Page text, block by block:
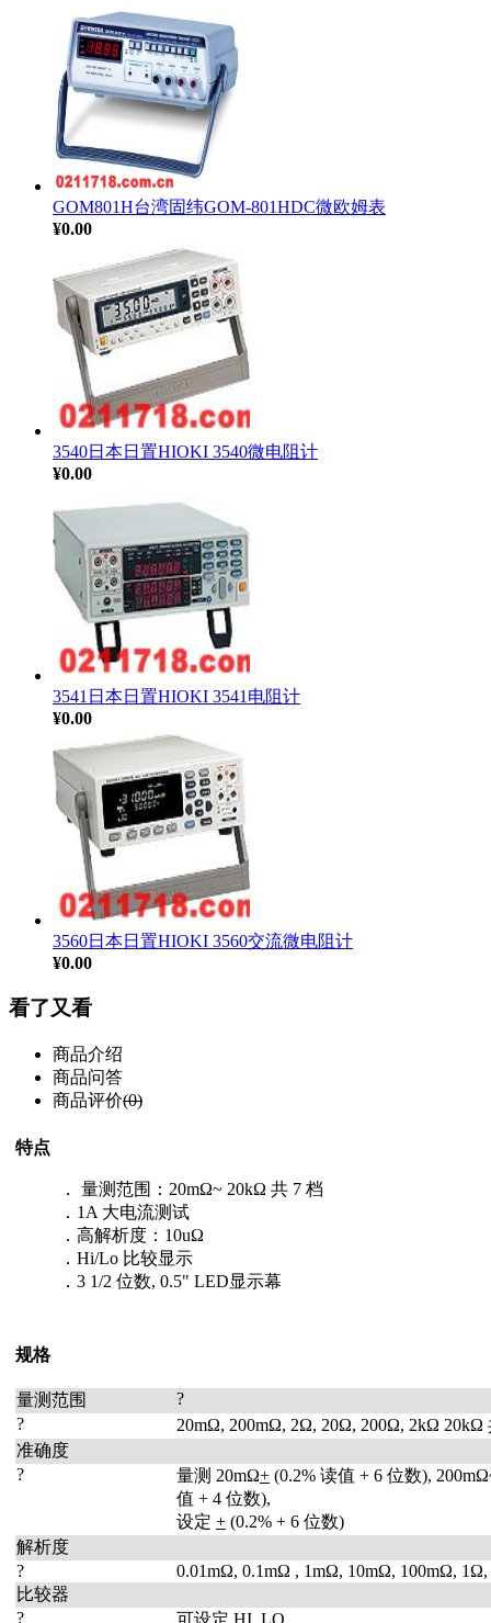
GOM801H台湾固纬GOM-801HDC微欧姆表
¥0.00
3540日本日置HIOKI 3540微电阻计
¥0.00
3541日本日置HIOKI 3541电阻计
¥0.00
3560日本日置HIOKI 3560交流微电阻计
¥0.00
看了又看
商品介绍
商品问答
商品评价(0)
特点
． 量测范围：20mΩ~ 20kΩ 共 7 档
．1A 大电流测试
．高解析度：10uΩ
．Hi/Lo 比较显示
．3 1/2 位数, 0.5" LED显示幕
规格
量测范围
?
?
20mΩ, 200mΩ, 2Ω, 20Ω, 200Ω, 2kΩ 20kΩ
准确度
?
量测 20mΩ+ (0.2% 读值 + 6 位数),
值 + 4 位数),
设定 + (0.2% + 6 位数)
解析度
?
0.01mΩ, 0.1mΩ , 1mΩ, 10mΩ, 100mΩ,
比较器
?
可设定 HI, LO